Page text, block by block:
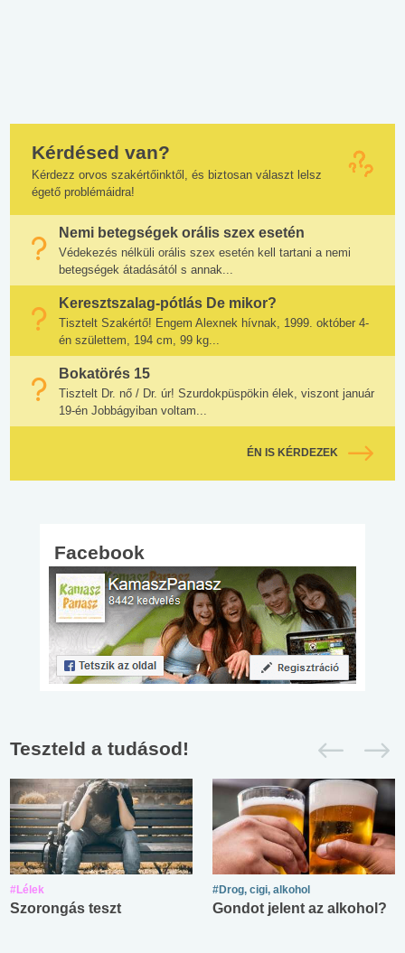
Kérdésed van?
Kérdezz orvos szakértőinktől, és biztosan választ lelsz
égető problémáidra!
Nemi betegségek orális szex esetén
Védekezés nélküli orális szex esetén kell tartani a nemi
betegségek átadásától s annak...
Keresztszalag-pótlás De mikor?
Tisztelt Szakértő! Engem Alexnek hívnak, 1999. október 4-
én születtem, 194 cm, 99 kg...
Bokatörés 15
Tisztelt Dr. nő / Dr. úr! Szurdokpüspökin élek, viszont január
19-én Jobbágyiban voltam...
ÉN IS KÉRDEZEK
Facebook
Teszteld a tudásod!
#Lélek
Szorongás teszt
#Drog, cigi, alkohol
Gondot jelent az alkohol?